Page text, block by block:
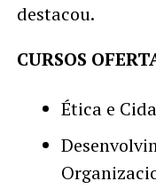
destacou.
CURSOS
Ética e